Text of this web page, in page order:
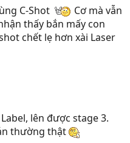
C-Shot
Cơ mà vẫn
thấy bắn mấy con
chết lẹ hơn xài Laser
lên được stage 3.
thường thật